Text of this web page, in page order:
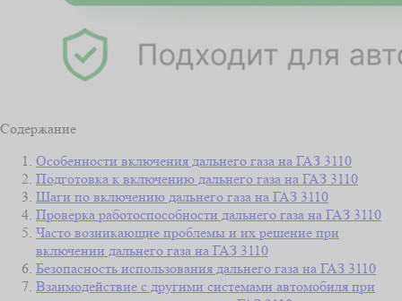
Содержание
Особенности включения дальнего газа на ГАЗ 3110
Подготовка к включению дальнего газа на ГАЗ 3110
Шаги по включению дальнего газа на ГАЗ 3110
Проверка работоспособности дальнего газа на ГАЗ 3110
Часто возникающие проблемы и их решение при
включении дальнего газа на ГАЗ 3110
Безопасность использования дальнего газа на ГАЗ 3110
Взаимодействие с другими системами автомобиля при